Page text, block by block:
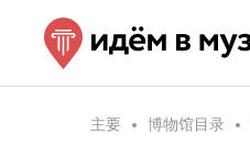
主要 博物馆目录